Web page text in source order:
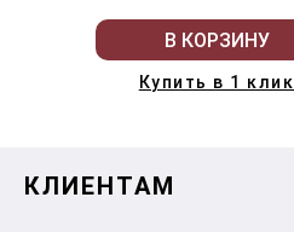
В КОРЗИНУ
Купить в 1 клик
КЛИЕНТАМ